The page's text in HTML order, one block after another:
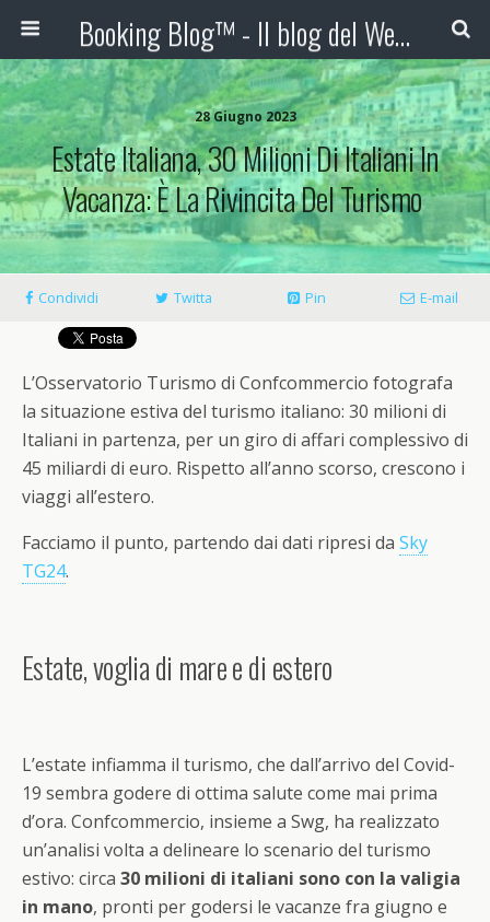
Booking Blog™ - Il blog del Web Marketing Turistico
28 Giugno 2023
Estate Italiana, 30 Milioni Di Italiani In
Vacanza: È La Rivincita Del Turismo
Condividi Twitta Pin E-mail
L’Osservatorio Turismo di Confcommercio fotografa
la situazione estiva del turismo italiano: 30 milioni di
Italiani in partenza, per un giro di affari complessivo di
45 miliardi di euro. Rispetto all’anno scorso, crescono i
viaggi all’estero.
Facciamo il punto, partendo dai dati ripresi da Sky
TG24.
Estate, voglia di mare e di estero
L’estate infiamma il turismo, che dall’arrivo del Covid-
19 sembra godere di ottima salute come mai prima
d’ora. Confcommercio, insieme a Swg, ha realizzato
un’analisi volta a delineare lo scenario del turismo
estivo: circa 30 milioni di italiani sono con la valigia
in mano, pronti per godersi le vacanze fra giugno e